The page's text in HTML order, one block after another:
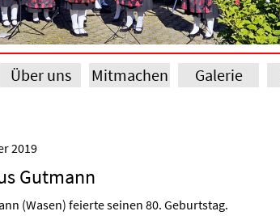
Über uns Mitmachen Galerie
2019
Gutmann
(Wasen) feierte seinen 80. Geburtstag.